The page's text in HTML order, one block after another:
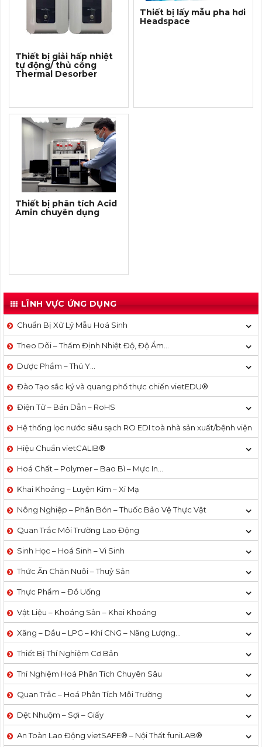
Thiết bị giải hấp nhiệt
tự động/ thủ công
Thermal Desorber
Thiết bị lấy mẫu pha hơi
Headspace
Thiết bị phân tích Acid
Amin chuyên dụng
LĨNH VỰC ỨNG DỤNG
Chuẩn Bị Xử Lý Mẫu Hoá Sinh
Theo Dõi – Thẩm Định Nhiệt Độ, Độ Ẩm…
Dược Phẩm – Thú Y…
Đào Tạo sắc ký và quang phổ thực chiến vietEDU®
Điện Tử – Bán Dẫn – RoHS
Hệ thống lọc nước siêu sạch RO EDI​​ toà nhà sản xuất/bệnh viện
Hiệu Chuẩn vietCALIB®
Hoá Chất – Polymer – Bao Bì – Mực In…
Khai Khoáng – Luyện Kim – Xi Mạ
Nông Nghiệp – Phân Bón – Thuốc Bảo Vệ Thực Vật
Quan Trắc Môi Trường Lao Động
Sinh Học – Hoá Sinh – Vi Sinh
Thức Ăn Chăn Nuôi – Thuỷ Sản
Thực Phẩm – Đồ Uống
Vật Liệu – Khoáng Sản – Khai Khoáng
Xăng – Dầu – LPG – Khí CNG – Năng Lượng…
Thiết Bị Thí Nghiệm Cơ Bản
Thí Nghiệm Hoá Phân Tích Chuyên Sâu
Quan Trắc – Hoá Phân Tích Môi Trường
Dệt Nhuộm – Sợi – Giấy
An Toàn Lao Động vietSAFE® – Nội Thất funiLAB®